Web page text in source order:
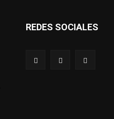
REDES SOCIALES